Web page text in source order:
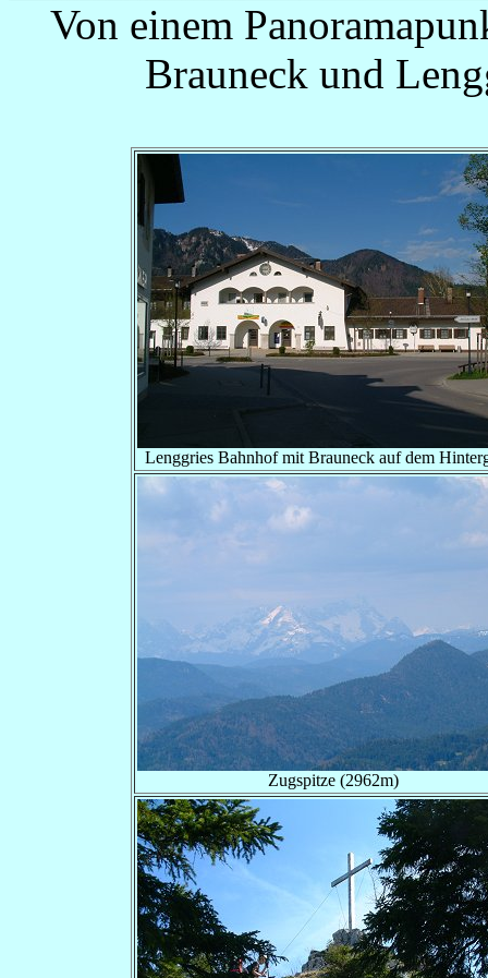
Von einem
Brauneck und
Lenggries Bahnhof mit Brauneck auf dem
Zugspitze (2962m)